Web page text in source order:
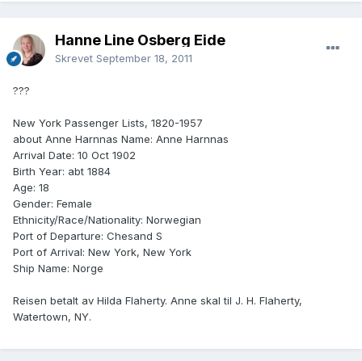
Hanne Line Osberg Eide
Skrevet September 18, 2011
???
New York Passenger Lists, 1820-1957
about Anne Harnnas Name: Anne Harnnas
Arrival Date: 10 Oct 1902
Birth Year: abt 1884
Age: 18
Gender: Female
Ethnicity/Race­/Nationality: Norwegian
Port of Departure: Chesand S
Port of Arrival: New York, New York
Ship Name: Norge
Reisen betalt av Hilda Flaherty. Anne skal til J. H. Flaherty,
Watertown, NY.